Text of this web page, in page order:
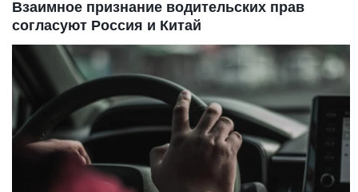
Взаимное признание водительских прав
согласуют Россия и Китай